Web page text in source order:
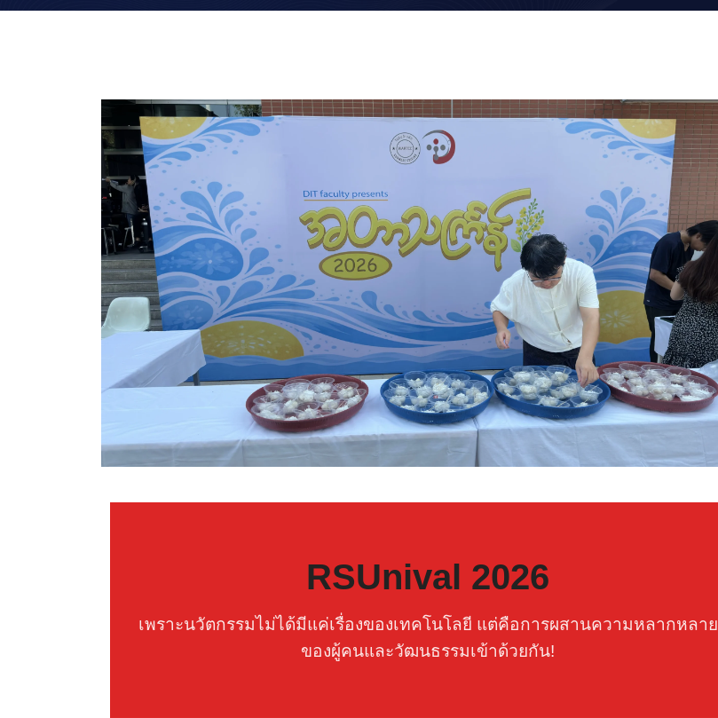
RSUnival 2026
เพราะนวัตกรรมไม่ได้มีแค่เรื่องของเทคโนโลยี แต่คือการผสานความหลากหลาย
ของผู้คนและวัฒนธรรมเข้าด้วยกัน!